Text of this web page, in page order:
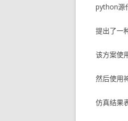
python源
提出了一
该方案使
然后使用
仿真结果